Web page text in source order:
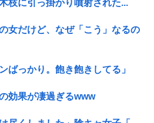
枝に引っ掛かり噴射された...
女だけど、なぜ「こう」なるの
ばっかり。飽き飽きしてる」
効果が凄過ぎるwww